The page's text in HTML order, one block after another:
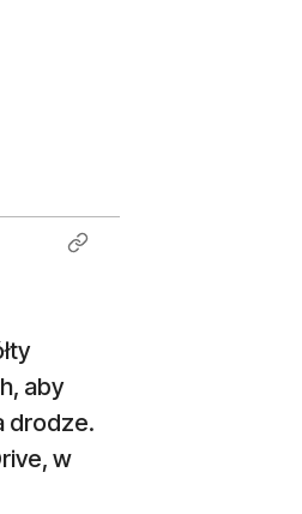
aby
drodze.
w